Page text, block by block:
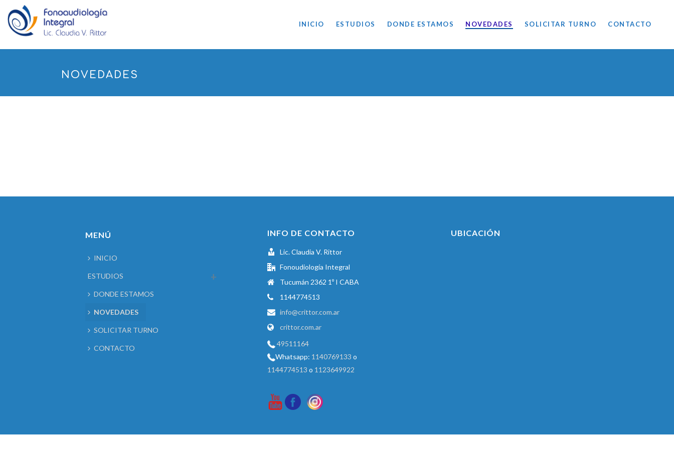
INICIO ESTUDIOS DONDE ESTAMOS NOVEDADES SOLICITAR TURNO CONTACTO
NOVEDADES
MENÚ
INICIO
ESTUDIOS
DONDE ESTAMOS
NOVEDADES
SOLICITAR TURNO
CONTACTO
INFO DE CONTACTO
Lic. Claudia V. Rittor
Fonoudiología Integral
Tucumán 2362 1º I CABA
1144774513
info@crittor.com.ar
crittor.com.ar
49511164
Whatsapp: 1140769133 o
1144774513 o 1123649922
UBICACIÓN